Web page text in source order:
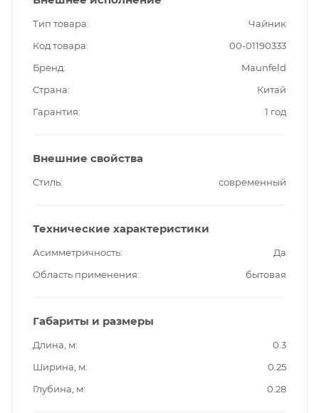
Тип товара
Чайник
Код товара
00-01190333
Бренд
Maunfeld
Страна
Китай
Гарантия
1 год
Внешние свойства
Стиль современный
Технические характеристики
Асимметричность
Да
Область применения
бытовая
Габариты и размеры
Длина, м
0.3
Ширина, м
0.25
Глубина, м
0.28